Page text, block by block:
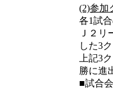
(2)参加
各1試
Ｊ２
した3
上記3
勝に進
■試合